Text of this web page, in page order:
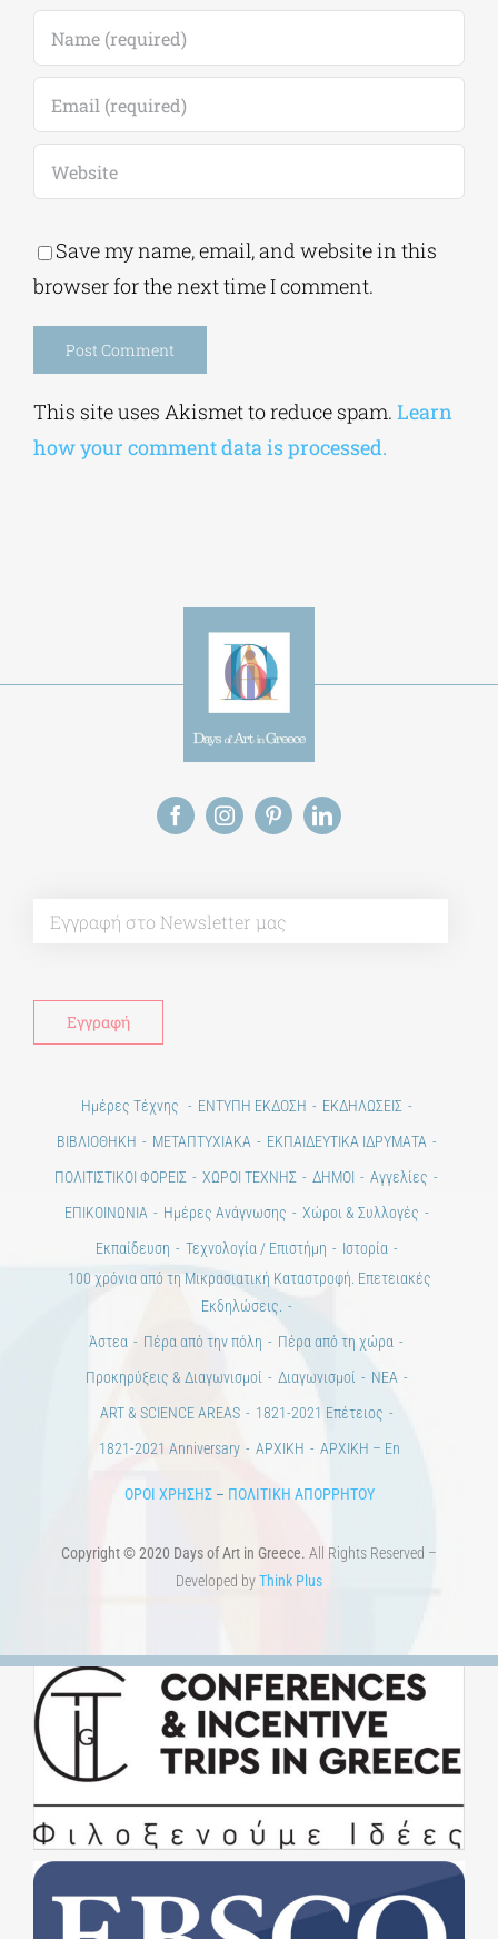
Save my name, email, and website in this
browser for the next time I comment.
This site uses Akismet to reduce spam. Learn
how your comment data is processed.
Ημέρες Τέχνης ΕΝΤΥΠΗ ΕΚΔΟΣΗ
ΕΚΔΗΛΩΣΕΙΣ
ΒΙΒΛΙΟΘΗΚΗ
ΜΕΤΑΠΤΥΧΙΑΚΑ
ΕΚΠΑΙΔΕΥΤΙΚΑ ΙΔΡΥΜΑΤΑ
ΠΟΛΙΤΙΣΤΙΚΟΙ ΦΟΡΕΙΣ
ΧΩΡΟΙ ΤΕΧΝΗΣ ΔΗΜΟΙ
Αγγελίες
ΕΠΙΚΟΙΝΩΝΙΑ
Ημέρες Ανάγνωσης
Χώροι & Συλλογές
Εκπαίδευση
Τεχνολογία / Επιστήμη
Ιστορία
100 χρόνια από τη Μικρασιατική Καταστροφή. Επετειακές
Εκδηλώσεις.
Άστεα
Πέρα από την πόλη
Πέρα από τη χώρα
Προκηρύξεις & Διαγωνισμοί
Διαγωνισμοί
ΝΕΑ
ART & SCIENCE AREAS
1821-2021 Επέτειος
1821-2021 Anniversary
ΑΡΧΙΚΗ ΑΡΧΙΚΗ – En
ΟΡΟΙ ΧΡΗΣΗΣ– ΠΟΛΙΤΙΚΗ ΑΠΟΡΡΗΤΟΥ
Copyright © 2020 Days of Art in Greece. All Rights Reserved –
Developed byThink Plus